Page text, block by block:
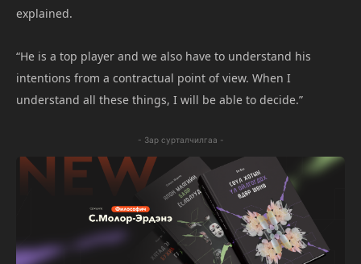
explained.
“He is a top player and we also have to understand his
intentions from a contractual point of view. When I
understand all these things, I will be able to decide.”
- Зар сурталчилгаа -